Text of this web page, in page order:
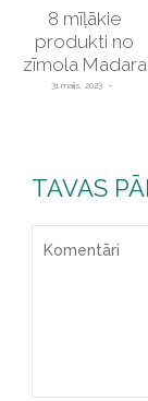
8 mīļākie
produkti no
zīmola Madara
31 maijs, 2023
TAVAS